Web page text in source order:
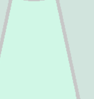
hebt of
bent zijn de
websites niet
act
bericht/nieuwe
helpen-
van-ouders-met-
of-